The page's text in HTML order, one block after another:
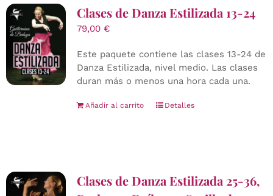
Clases de Danza Estilizada 13-24
79,00 €
Este paquete contiene las clases 13-24 de
Danza Estilizada, nivel medio. Las clases
duran más o menos una hora cada una.
Añadir al carrito Detalles
Clases de Danza Estilizada 25-36,